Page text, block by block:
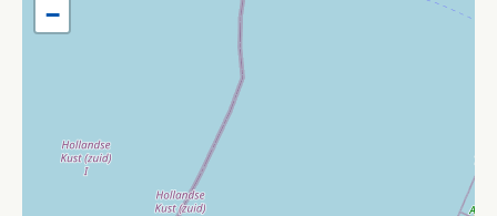
−